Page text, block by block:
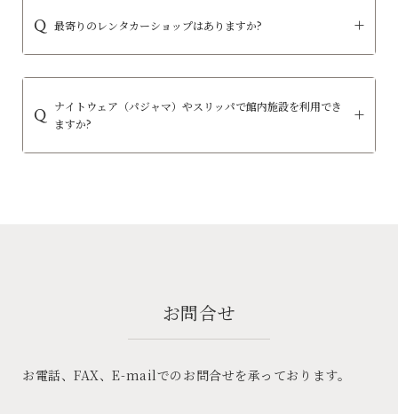
最寄りのレンタカーショップはありますか?
ナイトウェア（パジャマ）やスリッパで館内施設を利用でき
ますか?
お問合せ
お電話、FAX、E-mailでのお問合せを承っております。